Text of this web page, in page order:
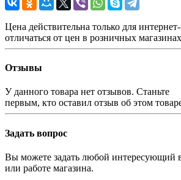
Цена действительна только для
отличаться от цен в розничных магазинах
Отзывы
У данного товара нет отзывов. Станьте
первым, кто оставил отзыв об этом
Задать вопрос
Вы можете задать любой интересующий
или работе магазина.